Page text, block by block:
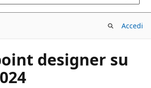
Accedi
designer su